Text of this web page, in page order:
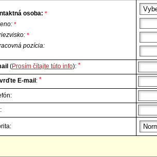
osoba: *
*
*
pozícia:
(Prosím čítajte túto info): *
E-mail : *